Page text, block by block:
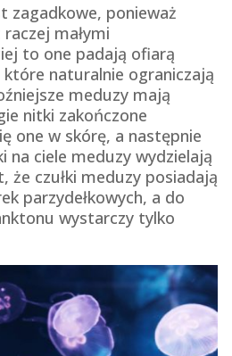
zagadkowe, ponieważ
małymi
to one padają ofiarą
naturalnie ograniczają
meduzy mają
nitki zakończone
one w skórę, a następnie
na ciele meduzy wydzielają
że czułki meduzy posiadają
parzydełkowych, a do
wystarczy tylko